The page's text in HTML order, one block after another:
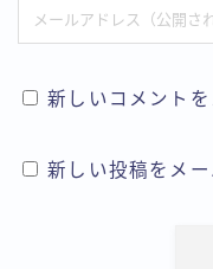
新しいコメント
新しい投稿をメ